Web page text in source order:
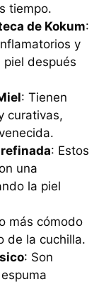
tiempo.
de Kokum:
y
después
: Tienen
curativas,
: Estos
una
la piel
más cómodo
de la cuchilla.
: Son